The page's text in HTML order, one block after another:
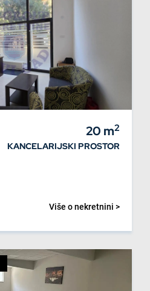
20 m2
KANCELARIJSKI PROSTOR
Više o nekretnini >